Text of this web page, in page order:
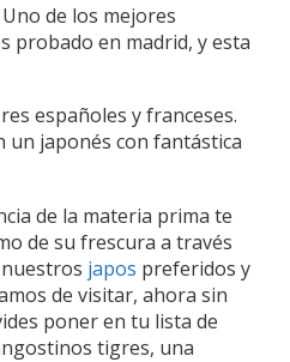
de los mejores
probado en madrid, y esta
españoles y franceses.
un japonés con fantástica
de la materia prima te
de su frescura a través
japos preferidos y
de visitar, ahora sin
poner en tu lista de
tigres, una